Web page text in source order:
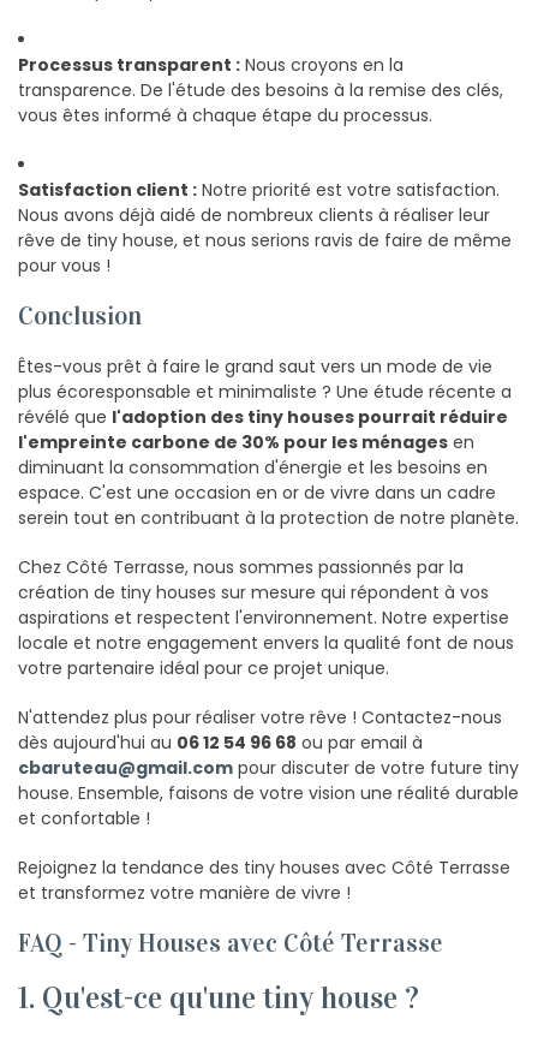
Processus transparent : Nous croyons en la
transparence. De l'étude des besoins à la remise des clés,
vous êtes informé à chaque étape du processus.
Satisfaction client : Notre priorité est votre satisfaction.
Nous avons déjà aidé de nombreux clients à réaliser leur
rêve de tiny house, et nous serions ravis de faire de même
pour vous !
Conclusion
Êtes-vous prêt à faire le grand saut vers un mode de vie
plus écoresponsable et minimaliste ? Une étude récente a
révélé que l'adoption des tiny houses pourrait réduire
l'empreinte carbone de 30% pour les ménages en
diminuant la consommation d'énergie et les besoins en
espace. C'est une occasion en or de vivre dans un cadre
serein tout en contribuant à la protection de notre planète.
Chez Côté Terrasse, nous sommes passionnés par la
création de tiny houses sur mesure qui répondent à vos
aspirations et respectent l'environnement. Notre expertise
locale et notre engagement envers la qualité font de nous
votre partenaire idéal pour ce projet unique.
N'attendez plus pour réaliser votre rêve ! Contactez-nous
dès aujourd'hui au 06 12 54 96 68 ou par email à
cbaruteau@gmail.com pour discuter de votre future tiny
house. Ensemble, faisons de votre vision une réalité durable
et confortable !
Rejoignez la tendance des tiny houses avec Côté Terrasse
et transformez votre manière de vivre !
FAQ - Tiny Houses avec Côté Terrasse
1. Qu'est-ce qu'une tiny house ?